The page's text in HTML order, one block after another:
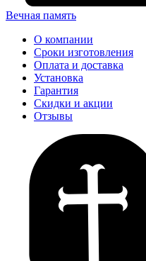
Вечная память
О компании
Сроки изготовления
Оплата и доставка
Установка
Гарантия
Скидки и акции
Отзывы